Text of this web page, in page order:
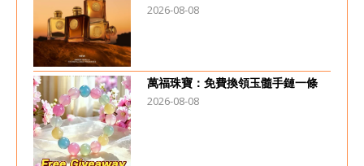
2026-08-08
萬福珠寶：免費換領玉髓手鏈一條
2026-08-08